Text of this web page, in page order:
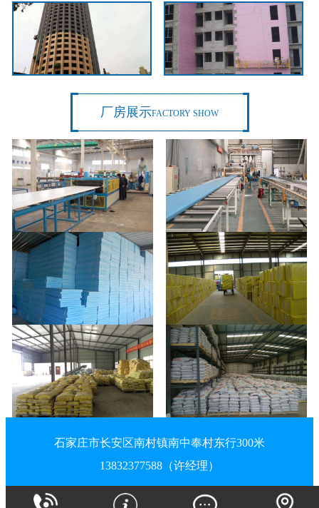
厂房展示FACTORY SHOW
石家庄市长安区南村镇南中奉村东行300米
13832377588（许经理）